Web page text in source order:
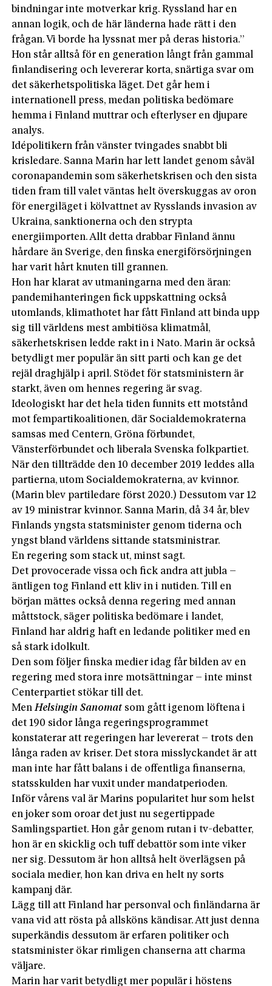
bindningar inte motverkar krig. Ryssland har en
annan logik, och de här länderna hade rätt i den
frågan. Vi borde ha lyssnat mer på deras historia.”
Hon står alltså för en generation långt från gammal
finlandisering och levererar korta, snärtiga svar om
det säkerhetspolitiska läget. Det går hem i
internationell press, medan politiska bedömare
hemma i Finland muttrar och efterlyser en djupare
analys.
Idépolitikern från vänster tvingades snabbt bli
krisledare. Sanna Marin har lett landet genom såväl
coronapandemin som säkerhetskrisen och den sista
tiden fram till valet väntas helt överskuggas av oron
för energiläget i kölvattnet av Rysslands invasion av
Ukraina, sanktionerna och den strypta
energiimporten. Allt detta drabbar Finland ännu
hårdare än Sverige, den finska energiförsörjningen
har varit hårt knuten till grannen.
Hon har klarat av utmaningarna med den äran:
pandemihanteringen fick uppskattning också
utomlands, klimathotet har fått Finland att binda upp
sig till världens mest ambitiösa klimatmål,
säkerhetskrisen ledde rakt in i Nato. Marin är också
betydligt mer populär än sitt parti och kan ge det
rejäl draghjälp i april. Stödet för statsministern är
starkt, även om hennes regering är svag.
Ideologiskt har det hela tiden funnits ett motstånd
mot fempartikoalitionen, där Socialdemokraterna
samsas med Centern, Gröna förbundet,
Vänsterförbundet och liberala Svenska folkpartiet.
När den tillträdde den 10 december 2019 leddes alla
partierna, utom Socialdemokraterna, av kvinnor.
(Marin blev partiledare först 2020.) Dessutom var 12
av 19 ministrar kvinnor. Sanna Marin, då 34 år, blev
Finlands yngsta statsminister genom tiderna och
yngst bland världens sittande statsministrar.
En regering som stack ut, minst sagt.
Det provocerade vissa och fick andra att jubla –
äntligen tog Finland ett kliv in i nutiden. Till en
början mättes också denna rege­ring med annan
måttstock, säger politiska bedömare i landet,
Finland har aldrig haft en ledande politiker med en
så stark idolkult.
Den som följer finska medier idag får bilden av en
regering med stora inre motsättningar – inte minst
Centerpartiet stökar till det.
MenHelsingin Sanomat som gått igenom löftena i
det 190 sidor långa regeringsprogrammet
konstaterar att regeringen har levererat – trots den
långa raden av kriser. Det stora misslyckandet är att
man inte har fått balans i de offentliga finanserna,
statsskulden har vuxit under mandatperioden.
Inför vårens val är Marins popularitet hur som helst
en joker som oroar det just nu segertippade
Samlingspartiet. Hon går genom rutan i tv-debatter,
hon är en skicklig och tuff debattör som inte viker
ner sig. Dessutom är hon alltså helt överlägsen på
sociala medier, hon kan driva en helt ny sorts
kampanj där.
Lägg till att Finland har personval och finländarna är
vana vid att rösta på allsköns kändisar. Att just denna
superkändis dess­utom är erfaren politiker och
statsminister ökar rimligen chanserna att charma
väljare.
Marin har varit betydligt mer populär i höstens